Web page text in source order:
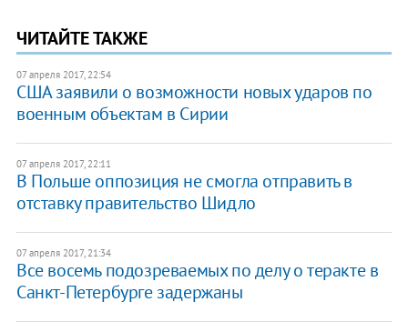
ЧИТАЙТЕ ТАКЖЕ
07 апреля 2017, 22:54
США заявили о возможности новых ударов по
военным объектам в Сирии
07 апреля 2017, 22:11
В Польше оппозиция не смогла отправить в
отставку правительство Шидло
07 апреля 2017, 21:34
Все восемь подозреваемых по делу о теракте в
Санкт-Петербурге задержаны